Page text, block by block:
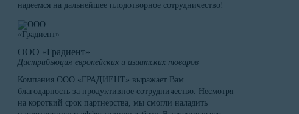
надеемся на дальнейшее плодотворное сотрудничество!
ООО «Градиент»
Дистрибьюция европейских и азиатских товаров
Компания ООО «ГРАДИЕНТ» выражает Вам
благодарность за продуктивное сотрудничество. Несмотря
на короткий срок партнерства, мы смогли наладить